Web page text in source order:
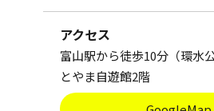
アクセス
富山駅から徒歩10分（環水
とやま自遊館2階